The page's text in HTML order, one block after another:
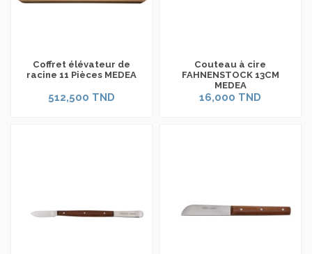
Coffret élévateur de
racine 11 Pièces MEDEA
512,500 TND
Couteau à cire
FAHNENSTOCK 13CM
MEDEA
16,000 TND